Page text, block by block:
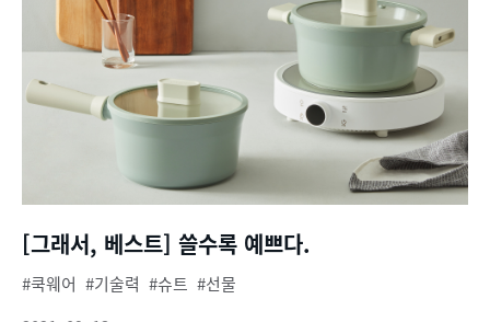
[그래서, 베스트] 쓸수록 예쁘다.
쿡웨어 기술력 슈트
선물